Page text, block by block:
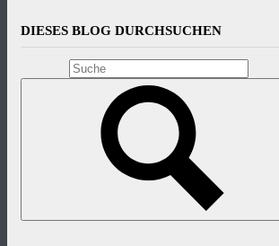
DIESES BLOG DURCHSUCHEN